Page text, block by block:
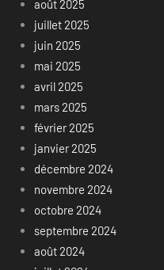
août 2025
juillet 2025
juin 2025
mai 2025
avril 2025
mars 2025
février 2025
janvier 2025
décembre 2024
novembre 2024
octobre 2024
septembre 2024
août 2024